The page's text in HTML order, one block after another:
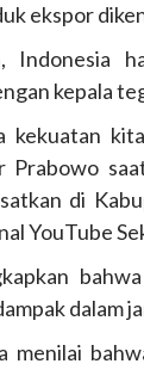
ekspor
Indonesia
kepala
kekuatan
Prabowo
di
YouTube
dalam
menilai